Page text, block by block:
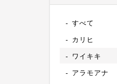
すべて
カリヒ
ワイキキ
アラモアナ